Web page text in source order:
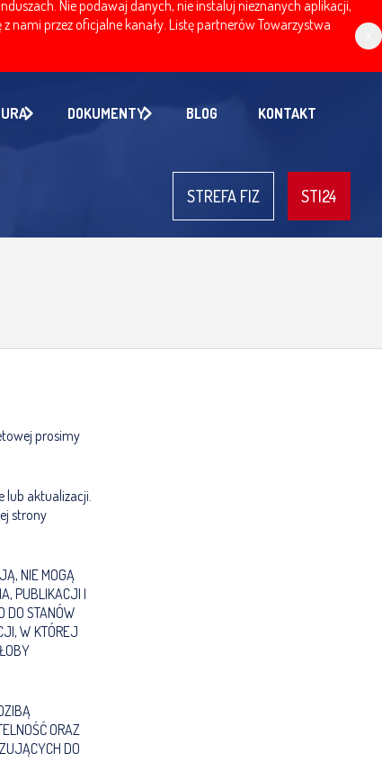
Nie podawaj danych, nie instaluj nieznanych aplikacji,
nami przez oficjalne kanały. Listę partnerów Towarzystwa
DOKUMENTY BLOG KONTAKT
STREFA FIZ STI24
prosimy
lub aktualizacji.
strony
NIE MOGĄ
PUBLIKACJI I
DO STANÓW
W KTÓREJ
ORAZ
DO